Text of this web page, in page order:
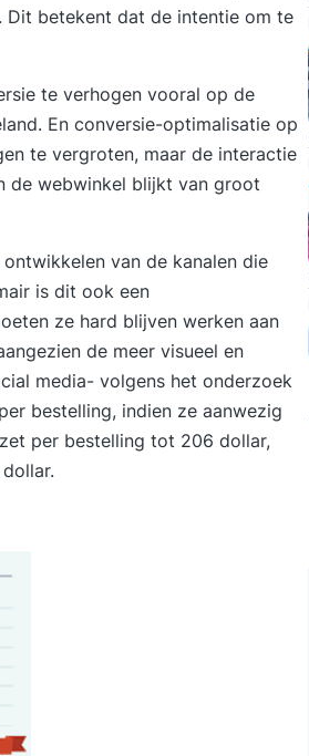
Dit betekent dat de intentie om te
te verhogen vooral op de
En conversie-optimalisatie op
te vergroten, maar de interactie
de webwinkel blijkt van groot
van de kanalen die
is dit ook een
ze hard blijven werken aan
de meer visueel en
media- volgens het onderzoek
bestelling, indien ze aanwezig
per bestelling tot 206 dollar,